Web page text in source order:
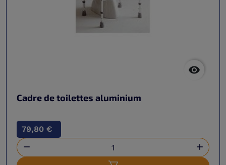

Cadre de toilettes aluminium
79,80 €
 